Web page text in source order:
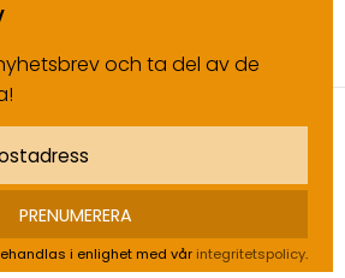
och ta del av de
PRENUMERERA
i enlighet med vår integritetspolicy.